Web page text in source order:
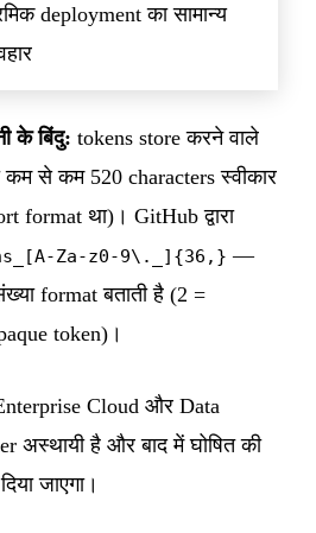
deployment का सामान्य
के बिंदु: tokens store करने वाले
कम से कम 520 characters स्वीकार
format था)। GitHub द्वारा
Za-z0-9\._]{36,} —
format बताती है (2 =
token)।
Cloud और Data
अस्थायी है और बाद में घोषित की
जाएगा।